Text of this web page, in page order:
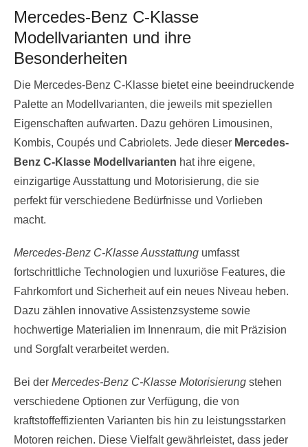
Mercedes-Benz C-Klasse
Modellvarianten und ihre
Besonderheiten
Die Mercedes-Benz C-Klasse bietet eine beeindruckende
Palette an Modellvarianten, die jeweils mit speziellen
Eigenschaften aufwarten. Dazu gehören Limousinen,
Kombis, Coupés und Cabriolets. Jede dieser Mercedes-
Benz C-Klasse Modellvarianten hat ihre eigene,
einzigartige Ausstattung und Motorisierung, die sie
perfekt für verschiedene Bedürfnisse und Vorlieben
macht.
Mercedes-Benz C-Klasse Ausstattung umfasst
fortschrittliche Technologien und luxuriöse Features, die
Fahrkomfort und Sicherheit auf ein neues Niveau heben.
Dazu zählen innovative Assistenzsysteme sowie
hochwertige Materialien im Innenraum, die mit Präzision
und Sorgfalt verarbeitet werden.
Bei der Mercedes-Benz C-Klasse Motorisierung stehen
verschiedene Optionen zur Verfügung, die von
kraftstoffeffizienten Varianten bis hin zu leistungsstarken
Motoren reichen. Diese Vielfalt gewährleistet, dass jeder